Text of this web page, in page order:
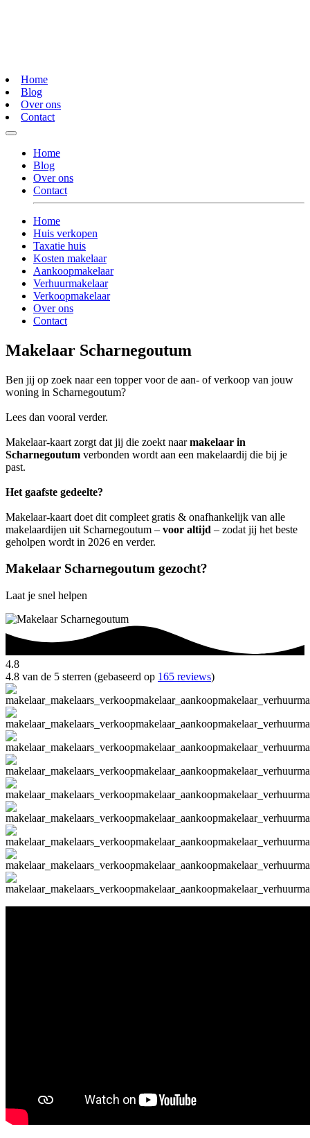
Home
Blog
Over ons
Contact
Home
Blog
Over ons
Contact
Home
Huis verkopen
Taxatie huis
Kosten makelaar
Aankoopmakelaar
Verhuurmakelaar
Verkoopmakelaar
Over ons
Contact
Makelaar Scharnegoutum
Ben jij op zoek naar een topper voor de aan- of verkoop van jouw
woning in Scharnegoutum?
Lees dan vooral verder.
Makelaar-kaart zorgt dat jij die zoekt naarmakelaar in
Scharnegoutum verbonden wordt aan een makelaardij die bij je
past.
Het gaafste gedeelte?
Makelaar-kaart doet dit compleet gratis & onafhankelijk van alle
makelaardijen uit Scharnegoutum – voor altijd – zodat jij het beste
geholpen wordt in 2026 en verder.
Makelaar Scharnegoutum gezocht?
Laat je snel helpen
4.8
4.8 van de 5 sterren (gebaseerd op 165 reviews)